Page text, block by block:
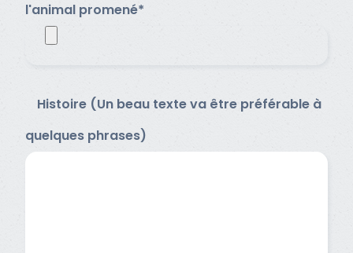
l'animal promené*
Histoire (Un beau texte va être préférable à
quelques phrases)